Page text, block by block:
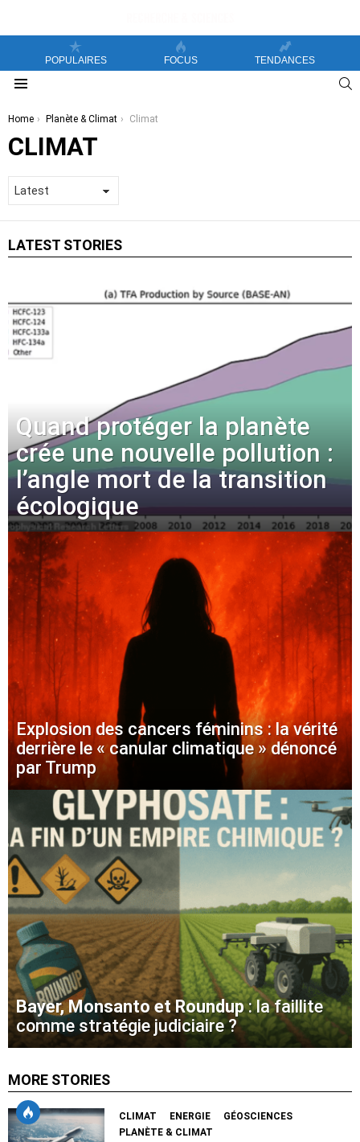
POPULAIRES FOCUS TENDANCES
You are here:
Home Planète & Climat Climat
CLIMAT
LATEST STORIES
Quand protéger la planète
crée une nouvelle pollution :
l’angle mort de la transition
écologique
Explosion des cancers féminins : la vérité
derrière le « canular climatique » dénoncé
par Trump
Bayer, Monsanto et Roundup: la faillite
comme stratégie judiciaire ?
MORE STORIES
CLIMAT ENERGIE
GÉOSCIENCES
PLANÈTE & CLIMAT